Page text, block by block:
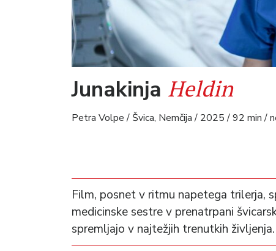
Junakinja Heldin
Petra Volpe / Švica, Nemčija / 2025 / 92 min /
Film, posnet v ritmu napetega trilerja,
medicinske sestre v prenatrpani
spremljajo v najtežjih trenutkih življenja.